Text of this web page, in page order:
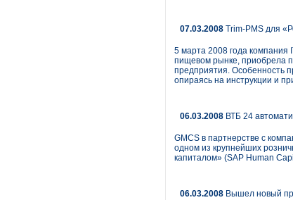
07.03.2008 Trim-PMS для
5 марта 2008 года
пищевом рынке, приобрела
предприятия. Особенность
опираясь на инструкции и
06.03.2008 ВТБ 24
GMCS в партнерстве с
одном из крупнейших
капиталом» (SAP Human
06.03.2008 Вышел новый